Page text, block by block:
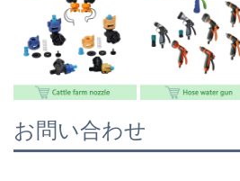
お問い合わせ